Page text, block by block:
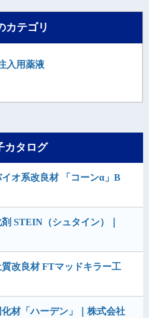
カテゴリ
入用薬液
カタログ
オ系改良材 「コーンα」B
STEIN（シュタイン）｜
改良材 FTマッドキラー工
材「ハーデン」｜株式会社